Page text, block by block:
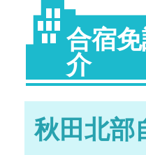
合宿
介
秋田北部